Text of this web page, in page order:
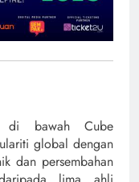
di bawah Cube
global dengan
dan persembahan